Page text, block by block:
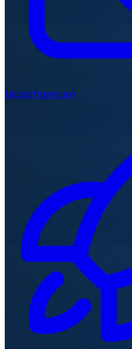
Mode Premium